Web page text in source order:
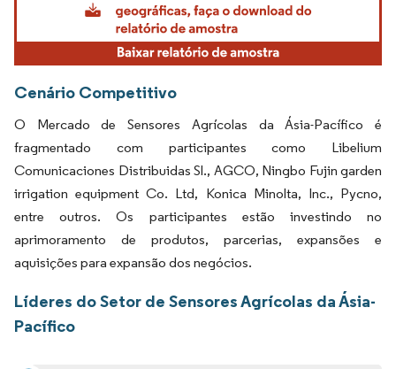
Cenário Competitivo
O Mercado de Sensores Agrícolas da Ásia-Pacífico é
fragmentado com participantes como Libelium
Comunicaciones Distribuidas Sl., AGCO, Ningbo Fujin garden
irrigation equipment Co. Ltd, Konica Minolta, Inc., Pycno,
entre outros. Os participantes estão investindo no
aprimoramento de produtos, parcerias, expansões e
aquisições para expansão dos negócios.
Líderes do Setor de Sensores Agrícolas da Ásia-
Pacífico